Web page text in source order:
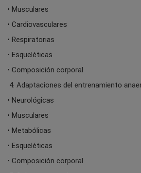
• Musculares
• Cardiovasculares
• Respiratorias
• Esqueléticas
• Composición corporal
4. Adaptaciones del entrenamiento
• Neurológicas
• Musculares
• Metabólicas
• Esqueléticas
• Composición corporal